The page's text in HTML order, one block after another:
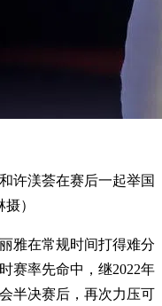
许渼荟在赛后一起举国
）
雅在常规时间打得难分
赛率先命中，继2022年
半决赛后，再次力压可